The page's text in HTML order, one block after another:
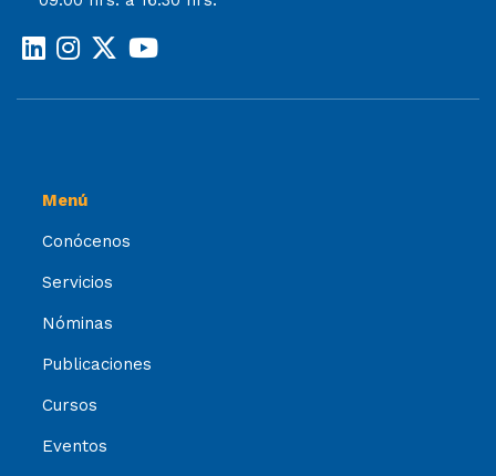
Menú
Conócenos
Servicios
Nóminas
Publicaciones
Cursos
Eventos